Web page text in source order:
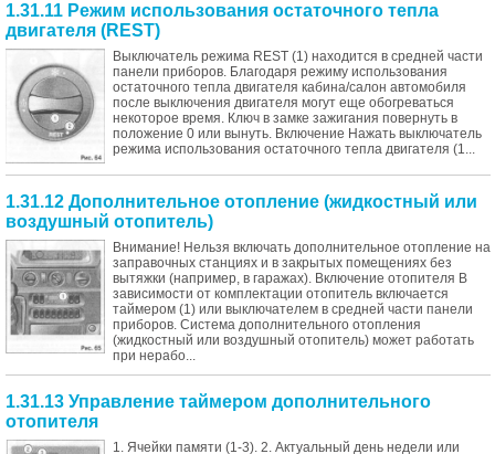
1.31.11 Режим использования остаточного тепла
двигателя (REST)
Выключатель режима REST (1) находится в средней части
панели приборов. Благодаря режиму использования
остаточного тепла двигателя кабина/салон автомобиля
после выключения двигателя могут еще обогреваться
некоторое время. Ключ в замке зажигания повернуть в
положение 0 или вынуть. Включение Нажать выключатель
режима использования остаточного тепла двигателя (1...
1.31.12 Дополнительное отопление (жидкостный или
воздушный отопитель)
Внимание! Нельзя включать дополнительное отопление на
заправочных станциях и в закрытых помещениях без
вытяжки (например, в гаражах). Включение отопителя В
зависимости от комплектации отопитель включается
таймером (1) или выключателем в средней части панели
приборов. Система дополнительного отопления
(жидкостный или воздушный отопитель) может работать
при нерабо...
1.31.13 Управление таймером дополнительного
отопителя
1. Ячейки памяти (1-3). 2. Актуальный день недели или